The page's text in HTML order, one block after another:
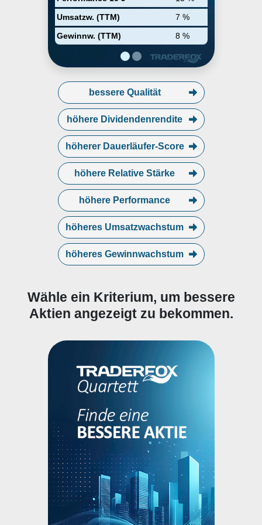
Umsatzw. (TTM)
7 %
Gewinnw. (TTM)
8 %
bessere Qualität
höhere Dividendenrendite
höherer Dauerläufer-Score
höhere Relative Stärke
höhere Performance
höheres Umsatzwachstum
höheres Gewinnwachstum
Wähle ein Kriterium, um bessere
Aktien angezeigt zu bekommen.